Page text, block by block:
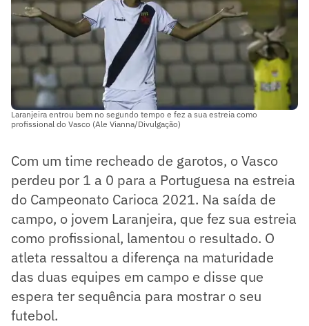
Laranjeira entrou bem no segundo tempo e fez a sua estreia como
profissional do Vasco (Ale Vianna/Divulgação)
Com um time recheado de garotos, o Vasco
perdeu por 1 a 0 para a Portuguesa na estreia
do Campeonato Carioca 2021. Na saída de
campo, o jovem Laranjeira, que fez sua estreia
como profissional, lamentou o resultado. O
atleta ressaltou a diferença na maturidade
das duas equipes em campo e disse que
espera ter sequência para mostrar o seu
futebol.